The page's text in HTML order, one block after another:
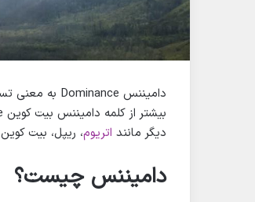
دامیننس Dominance به معنی تسلط یا سلطه است. و چون
دیگر مانند اتریوم، ریپل، بیت
دامیننس چیست؟